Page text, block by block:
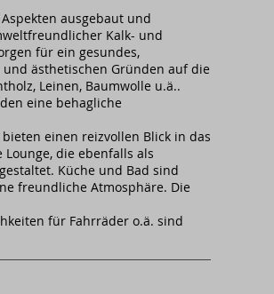
ausgebaut und
Kalk- und
für ein gesundes,
ästhetischen Gründen auf die
Leinen, Baumwolle u.ä..
eine behagliche
einen reizvollen Blick in das
die ebenfalls als
Küche und Bad sind
freundliche Atmosphäre. Die
für Fahrräder o.ä. sind